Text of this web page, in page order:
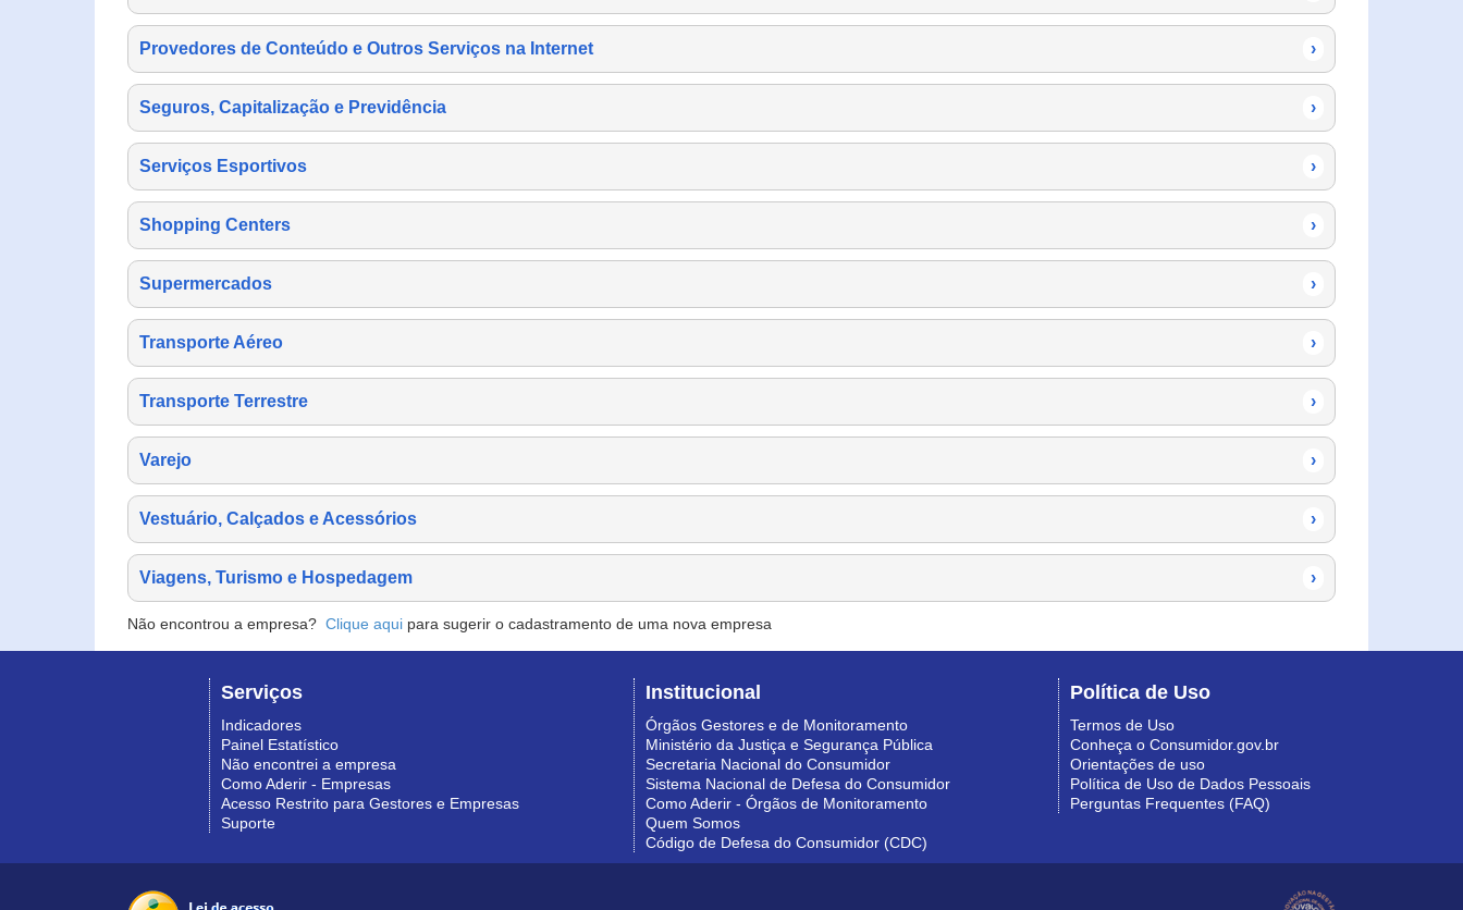
Provedores de Conteúdo e Outros Serviços na Internet ›
Seguros, Capitalização e Previdência ›
Serviços Esportivos ›
Shopping Centers ›
Supermercados ›
Transporte Aéreo ›
Transporte Terrestre ›
Varejo ›
Vestuário, Calçados e Acessórios ›
Viagens, Turismo e Hospedagem ›
Não encontrou a empresa? Clique aqui para sugerir o cadastramento de uma nova empresa
Serviços
Indicadores
Painel Estatístico
Não encontrei a empresa
Como Aderir - Empresas
Acesso Restrito para Gestores e Empresas
Suporte
Institucional
Órgãos Gestores e de Monitoramento
Ministério da Justiça e Segurança Pública
Secretaria Nacional do Consumidor
Sistema Nacional de Defesa do Consumidor
Como Aderir - Órgãos de Monitoramento
Quem Somos
Código de Defesa do Consumidor (CDC)
Política de Uso
Termos de Uso
Conheça o Consumidor.gov.br
Orientações de uso
Política de Uso de Dados Pessoais
Perguntas Frequentes (FAQ)